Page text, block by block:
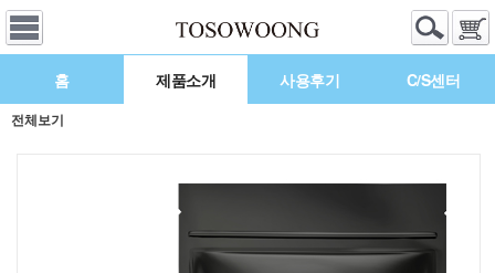
홈 제품소개 사용후기 C/S센터
전체보기